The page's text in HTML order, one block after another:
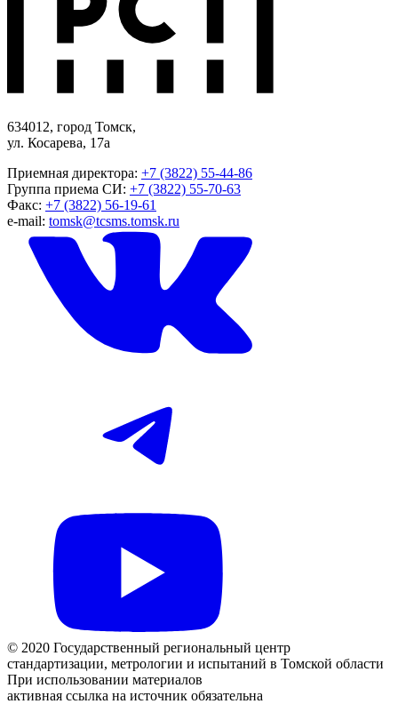
634012, город Томск,
ул. Косарева, 17а
Приемная директора: +7 (3822) 55-44-86
Группа приема СИ: +7 (3822) 55-70-63
Факс: +7 (3822) 56-19-61
e-mail: tomsk@tcsms.tomsk.ru
© 2020 Государственный региональный центр
стандартизации, метрологии и испытаний в Томской области
При использовании материалов
активная ссылка на источник обязательна